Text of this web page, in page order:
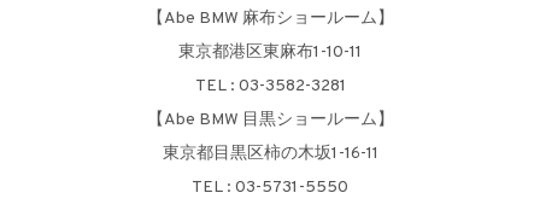
【Abe BMW 麻布ショールーム】
東京都港区東麻布1-10-11
TEL : 03-3582-3281
【Abe BMW 目黒ショールーム】
東京都目黒区柿の木坂1-16-11
TEL : 03-5731-5550